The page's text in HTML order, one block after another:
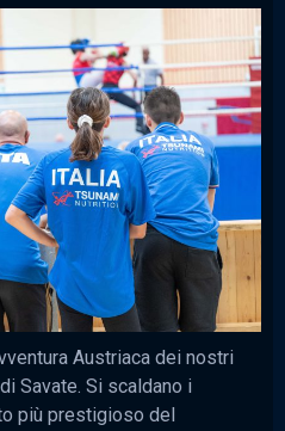
Austriaca dei nostri
Savate. Si scaldano i
più prestigioso del